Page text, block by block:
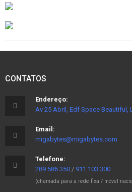
CONTATOS
Endereço:
Av 25 Abril, Edf Space Beautiful,
Email:
migabytes@migabytes.com
Telefone:
289 586 350 / 911 103 300
(chamada para a rede fixa / móvel